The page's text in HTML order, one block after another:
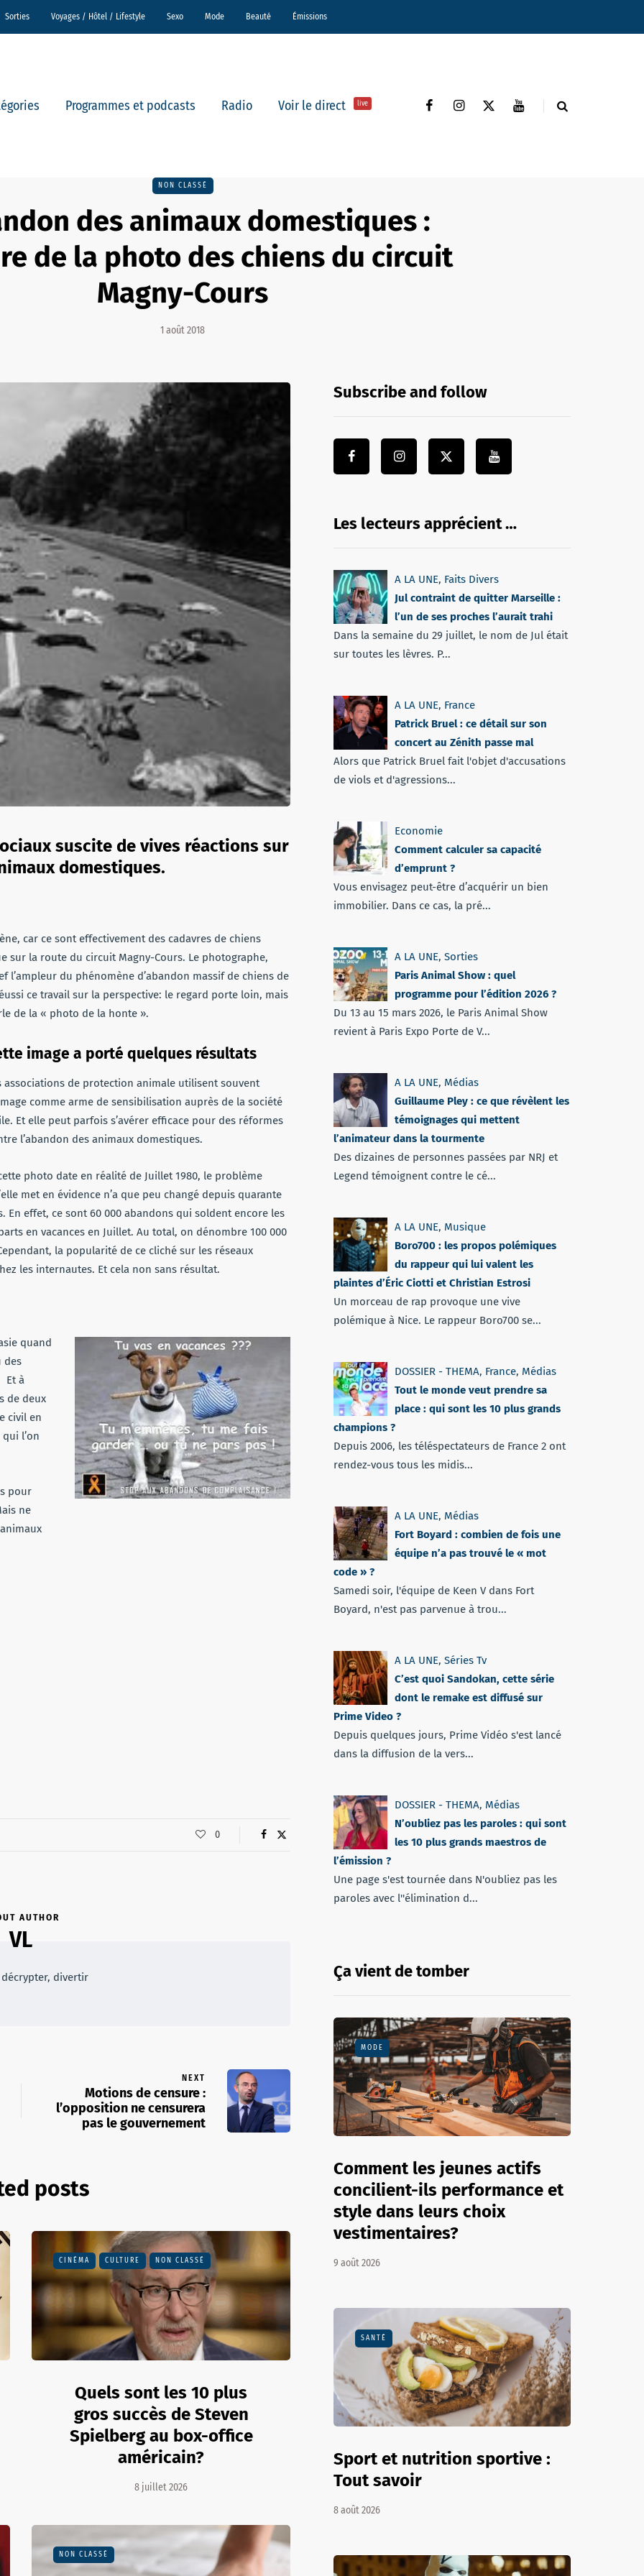
Sorties Voyages / Hôtel / Lifestyle Sexo Mode Beauté Émissions
Programmes et podcasts Radio Voir le direct live
NON CLASSÉ
des animaux domestiques :
de la photo des chiens du circuit
Magny-Cours
1 août 2018
suscite de vives réactions sur
domestiques.
car ce sont effectivement des cadavres de chiens
sur la route du circuit Magny-Cours. Le photographe,
du phénomène d’abandon massif de chiens de
ce travail sur la perspective: le regard porte loin, mais
de la « photo de la honte ».
image a porté quelques résultats
associations de protection animale utilisent souvent
comme arme de sensibilisation auprès de la société
Et elle peut parfois s’avérer efficace pour des réformes
l’abandon des animaux domestiques.
photo date en réalité de Juillet 1980, le problème
met en évidence n’a que peu changé depuis quarante
En effet, ce sont 60 000 abandons qui soldent encore les
en vacances en Juillet. Au total, on dénombre 100 000
la popularité de ce cliché sur les réseaux
les internautes. Et cela non sans résultat.
quand
des
Et à
de deux
civil en
l’on
pour
ne
0
AUTHOR
VL
divertir
NEXT
Motions de censure :
l’opposition ne censurera
pas le gouvernement
posts
CINÉMA CULTURE NON CLASSÉ
Quels sont les 10 plus
gros succès de Steven
Spielberg au box-office
américain?
8 juillet 2026
NON CLASSÉ
Subscribe and follow
Les lecteurs apprécient …
A LA UNE, Faits Divers
Jul contraint de quitter Marseille :
l’un de ses proches l’aurait trahi
Dans la semaine du 29 juillet, le nom de Jul était
sur toutes les lèvres. P...
A LA UNE, France
Patrick Bruel : ce détail sur son
concert au Zénith passe mal
Alors que Patrick Bruel fait l'objet d'accusations
de viols et d'agressions...
Economie
Comment calculer sa capacité
d’emprunt ?
Vous envisagez peut-être d’acquérir un bien
immobilier. Dans ce cas, la pré...
A LA UNE, Sorties
Paris Animal Show : quel
programme pour l’édition 2026 ?
Du 13 au 15 mars 2026, le Paris Animal Show
revient à Paris Expo Porte de V...
A LA UNE, Médias
Guillaume Pley : ce que révèlent les
témoignages qui mettent
l’animateur dans la tourmente
Des dizaines de personnes passées par NRJ et
Legend témoignent contre le cé...
A LA UNE, Musique
Boro700 : les propos polémiques
du rappeur qui lui valent les
plaintes d’Éric Ciotti et Christian Estrosi
Un morceau de rap provoque une vive
polémique à Nice. Le rappeur Boro700 se...
DOSSIER - THEMA, France, Médias
Tout le monde veut prendre sa
place : qui sont les 10 plus grands
champions ?
Depuis 2006, les téléspectateurs de France 2 ont
rendez-vous tous les midis...
A LA UNE, Médias
Fort Boyard : combien de fois une
équipe n’a pas trouvé le « mot
code » ?
Samedi soir, l'équipe de Keen V dans Fort
Boyard, n'est pas parvenue à trou...
A LA UNE, Séries Tv
C’est quoi Sandokan, cette série
dont le remake est diffusé sur
Prime Video ?
Depuis quelques jours, Prime Vidéo s'est lancé
dans la diffusion de la vers...
DOSSIER - THEMA, Médias
N’oubliez pas les paroles : qui sont
les 10 plus grands maestros de
l’émission ?
Une page s'est tournée dans N'oubliez pas les
paroles avec l''élimination d...
Ça vient de tomber
MODE
Comment les jeunes actifs
concilient-ils performance et
style dans leurs choix
vestimentaires?
9 août 2026
SANTÉ
Sport et nutrition sportive :
Tout savoir
8 août 2026